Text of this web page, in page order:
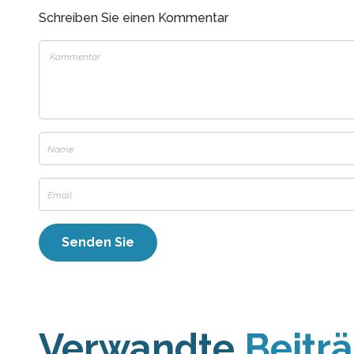
Schreiben Sie einen Kommentar